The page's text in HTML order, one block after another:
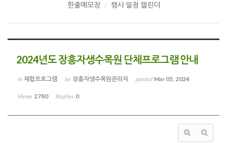
한줄메모장
행사 일정 캘린더
2024년도 장흥자생수목원 단체프로그램 안내
In 체험프로그램 by 장흥자생수목원관리자 posted May 05, 2024
Views 2780 Replies 0